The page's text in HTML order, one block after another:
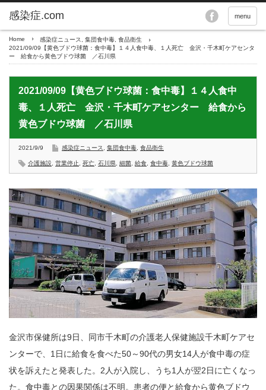
menu
Home 感染症ニュース 集団食中毒 食品衛生
2021/09/09【黄色ブドウ球菌：食中毒】１４人食中毒、１人死亡 金沢・千木町ケアセンタ
ー 給食から黄色ブドウ球菌 ／石川県
2021/09/09【黄色ブドウ球菌：食中毒】１４人食中
毒、１人死亡 金沢・千木町ケアセンター 給食から
黄色ブドウ球菌 ／石川県
2021/9/9 感染症ニュース 集団食中毒 食品衛生
介護施設 営業停止 死亡 石川県 細菌 給食 食中毒 黄色ブドウ球菌
金沢市保健所は9日、同市千木町の介護老人保健施設千木町ケアセ
ンターで、1日に給食を食べた50～90代の男女14人が食中毒の症
状を訴えたと発表した。2人が入院し、うち1人が翌2日に亡くなっ
た。食中毒との因果関係は不明。患者の便と給食から黄色ブドウ